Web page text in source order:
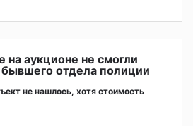
на аукционе не смогли
отдела полиции
не нашлось, хотя стоимость